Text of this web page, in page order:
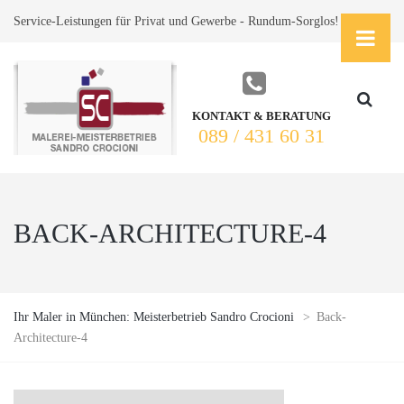
Service-Leistungen für Privat und Gewerbe - Rundum-Sorglos!
KONTAKT & BERATUNG
089 / 431 60 31
BACK-ARCHITECTURE-4
Ihr Maler in München: Meisterbetrieb Sandro Crocioni > Back-
Architecture-4